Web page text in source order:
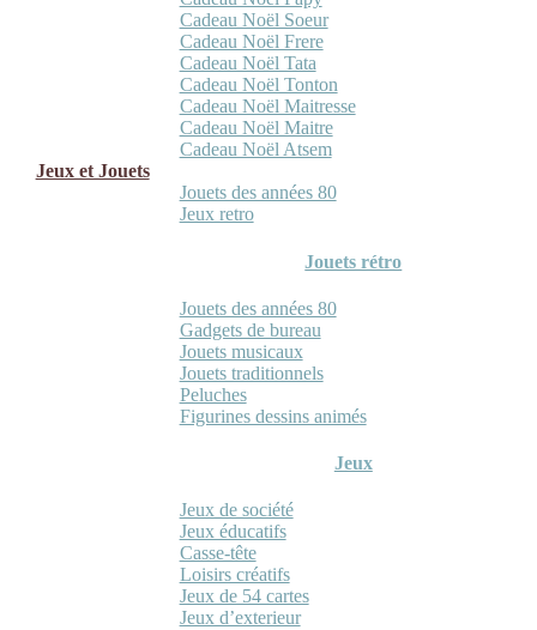
Cadeau Noël Soeur
Cadeau Noël Frere
Cadeau Noël Tata
Cadeau Noël Tonton
Cadeau Noël Maitresse
Cadeau Noël Maitre
Cadeau Noël Atsem
Jeux et Jouets
Jouets des années 80
Jeux retro
Jouets rétro
Jouets des années 80
Gadgets de bureau
Jouets musicaux
Jouets traditionnels
Peluches
Figurines dessins animés
Jeux
Jeux de société
Jeux éducatifs
Casse-tête
Loisirs créatifs
Jeux de 54 cartes
Jeux d’exterieur